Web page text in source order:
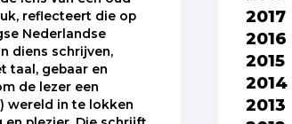
reflecteert die op
Nederlandse
diens schrijven,
taal, gebaar en
de lezer een
wereld in te lokken
2017
2016
2015
2014
2013